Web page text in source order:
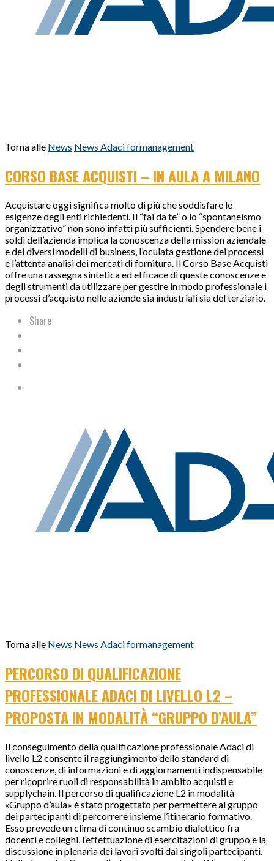
Torna alle News News Adaci formanagement
CORSO BASE ACQUISTI – IN AULA A MILANO
Acquistare oggi significa molto di più che soddisfare le
esigenze degli enti richiedenti. Il “fai da te” o lo “spontaneismo
organizzativo” non sono infatti più sufficienti. Spendere bene i
soldi dell’azienda implica la conoscenza della mission aziendale
e dei diversi modelli di business, l’oculata gestione dei processi
e l’attenta analisi dei mercati di fornitura. Il Corso Base Acquisti
offre una rassegna sintetica ed efficace di queste conoscenze e
degli strumenti da utilizzare per gestire in modo professionale i
processi d’acquisto nelle aziende sia industriali sia del terziario.
Share
Torna alle News News Adaci formanagement
PERCORSO DI QUALIFICAZIONE
PROFESSIONALE ADACI DI LIVELLO L2 –
PROPOSTA IN MODALITÀ “GRUPPO D’AULA”
Il conseguimento della qualificazione professionale Adaci di
livello L2 consente il raggiungimento dello standard di
conoscenze, di informazioni e di aggiornamenti indispensabile
per ricoprire ruoli di responsabilità in ambito acquisti e
supplychain. Il percorso di qualificazione L2 in modalità
«Gruppo d’aula» è stato progettato per permettere al gruppo
dei partecipanti di percorrere insieme l’itinerario formativo.
Esso prevede un clima di continuo scambio dialettico fra
docenti e colleghi, l’effettuazione di esercitazioni di gruppo e la
discussione in plenaria dei lavori svolti dai singoli partecipanti.